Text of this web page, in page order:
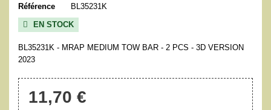
Référence
BL35231K
 EN STOCK
BL35231K - MRAP MEDIUM TOW BAR - 2 PCS - 3D VERSION
2023
11,70 €